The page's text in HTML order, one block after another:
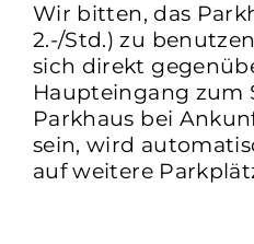
Wir bitten, das
2.-/Std.) zu
sich direkt
Haupteingang zum
Parkhaus bei
sein, wird
auf weitere